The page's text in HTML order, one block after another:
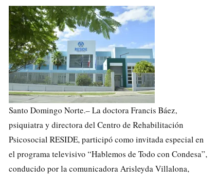
Santo Domingo Norte.– La doctora Francis Báez,
psiquiatra y directora del Centro de Rehabilitación
Psicosocial RESIDE, participó como invitada especial en
el programa televisivo “Hablemos de Todo con Condesa”,
conducido por la comunicadora Arisleyda Villalona,